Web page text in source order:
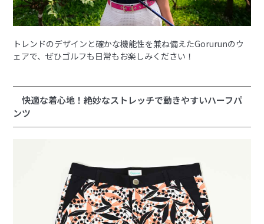
トレンドのデザインと確かな機能性を兼ね備えたGorurunのウ
ェアで、ぜひゴルフも日常もお楽しみください！
快適な着心地！絶妙なストレッチで動きやすいハーフパ
ンツ